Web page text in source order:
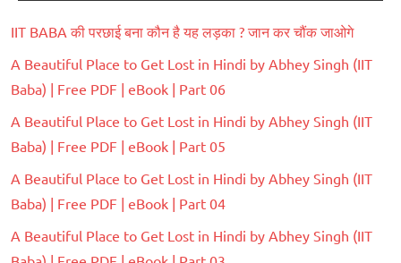
IIT BABA की परछाई बना कौन है यह लड़का ? जान कर चौंक जाओगे
A Beautiful Place to Get Lost in Hindi by Abhey Singh (IIT
Baba) | Free PDF | eBook | Part 06
A Beautiful Place to Get Lost in Hindi by Abhey Singh (IIT
Baba) | Free PDF | eBook | Part 05
A Beautiful Place to Get Lost in Hindi by Abhey Singh (IIT
Baba) | Free PDF | eBook | Part 04
A Beautiful Place to Get Lost in Hindi by Abhey Singh (IIT